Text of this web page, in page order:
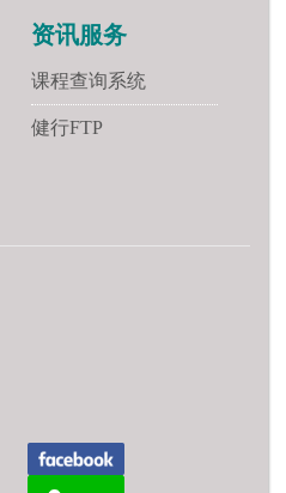
资讯服务
课程查询系统
健行FTP